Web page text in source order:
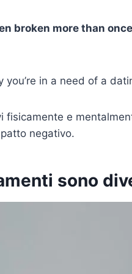
broken more than
you’re in a need of a
fisicamente e
negativo.
sono